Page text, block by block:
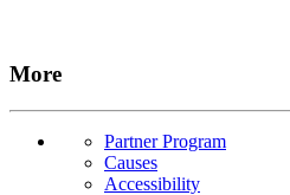
More
Partner Program
Causes
Accessibility